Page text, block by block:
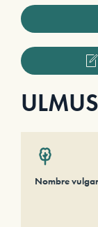
Nombre vulgar